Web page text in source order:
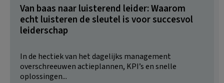
Van baas naar luisterend leider: Waarom
echt luisteren de sleutel is voor succesvol
leiderschap
In de hectiek van het dagelijks management
overschreeuwen actieplannen, KPI’s en snelle
oplossingen...